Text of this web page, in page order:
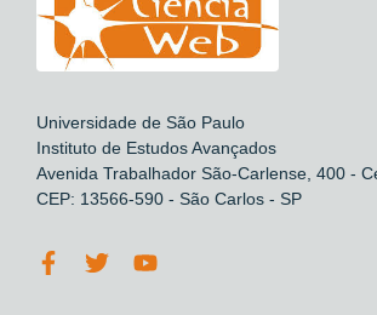
Universidade de São Paulo
Instituto de Estudos Avançados
Avenida Trabalhador São-Carlense, 400 -
CEP: 13566-590 - São Carlos - SP